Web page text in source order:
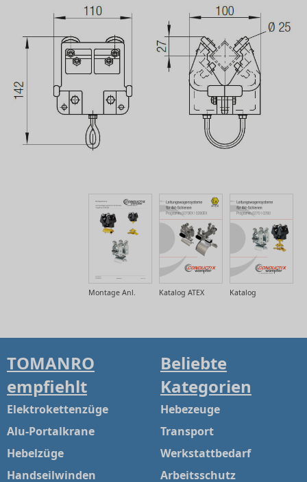
Katalog
Katalog ATEX
Montage Anl.
TOMANRO
empfiehlt
Elektrokettenzüge
Alu-Portalkrane
Hebelzüge
Handseilwinden
Beliebte
Kategorien
Hebezeuge
Transport
Werkstattbedarf
Arbeitsschutz